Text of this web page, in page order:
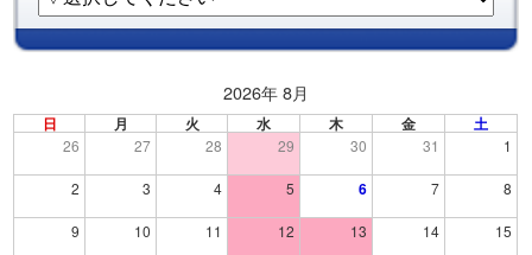
2026年 8月
日 月 火 水 木 金 土
26 27 28 29 30 31 1
2 3 4 5 6 7 8
9 10 11 12 13 14 15